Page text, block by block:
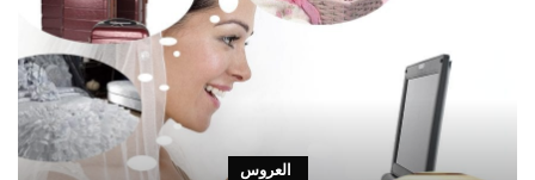
العروس